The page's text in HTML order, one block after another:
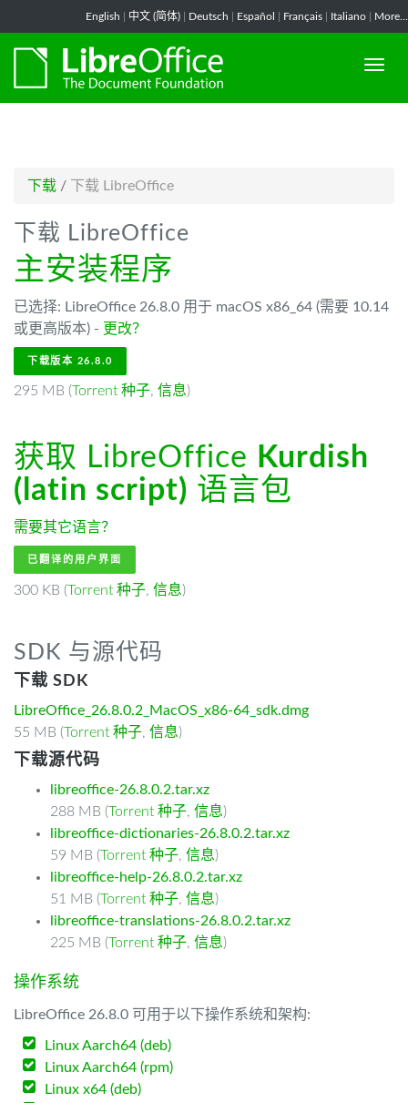
English 中文 (简体) Deutsch Español Français Italiano More...
下载 / 下载 LibreOffice
下载 LibreOffice
主安装程序
已选择: LibreOffice 26.8.0 用于 macOS x86_64 (需要 10.14
或更高版本) - 更改？
下载版本 26.8.0
295 MB (Torrent 种子, 信息)
获取 LibreOffice Kurdish
(latin script) 语言包
需要其它语言？
已翻译的用户界面
300 KB (Torrent 种子, 信息)
SDK 与源代码
下载 SDK
LibreOffice_26.8.0.2_MacOS_x86-64_sdk.dmg
55 MB (Torrent 种子, 信息)
下载源代码
libreoffice-26.8.0.2.tar.xz
288 MB (Torrent 种子, 信息)
libreoffice-dictionaries-26.8.0.2.tar.xz
59 MB (Torrent 种子, 信息)
libreoffice-help-26.8.0.2.tar.xz
51 MB (Torrent 种子, 信息)
libreoffice-translations-26.8.0.2.tar.xz
225 MB (Torrent 种子, 信息)
操作系统
LibreOffice 26.8.0 可用于以下操作系统和架构:
Linux Aarch64 (deb)
Linux Aarch64 (rpm)
Linux x64 (deb)